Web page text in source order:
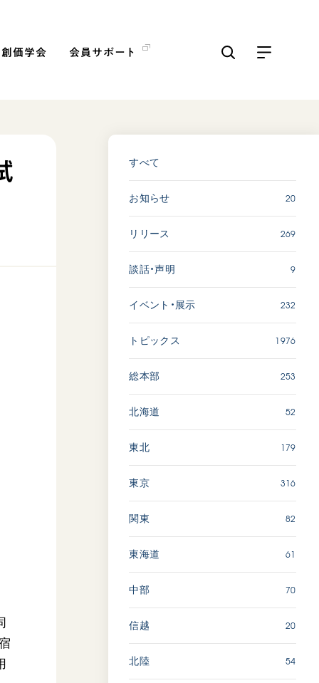
価学会 会員サポート
【被爆証言】「原爆の子」と
して生きた80年 広島県 早
志百…
2026.08.06
SDGs
動画
広島
「三つの花ことば」 関西吹
奏楽団
2026.07.31
文化 音楽
「ペンタトニック・ファン
ファーレ」 関西吹奏楽団
2026.07.17
すべて
お知らせ 20
リリース 269
談話・声明 9
イベント・展示 232
トピックス 1976
総本部 253
北海道 52
東北 179
東京 316
関東 82
東海道 61
中部 70
信越 20
北陸 54